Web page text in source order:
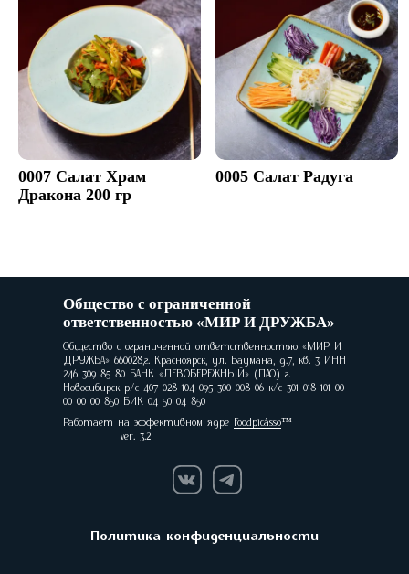
0007 Салат Храм
Дракона 200 гр
0005 Салат Радуга
Общество с ограниченной
ответственностью «МИР И ДРУЖБА»
Общество с ограниченной ответственностью «МИР И
ДРУЖБА» 660028,г. Красноярск, ул. Баумана, д.7, кв. 3 ИНН
246 309 85 80 БАНК «ЛЕВОБЕРЕЖНЫЙ» (ПАО) г.
Новосибирск р/с 407 028 104 095 300 008 06 к/с 301 018 101 00
00 00 00 850 БИК 04 50 04 850
Работает на эффективном ядре Foodpicásso
ver. 3.2
Политика конфиденциальности